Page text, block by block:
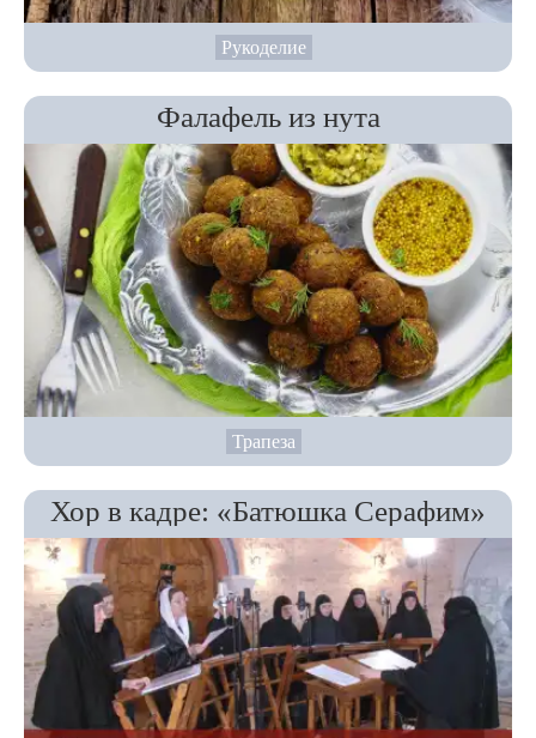
Рукоделие
Фалафель из нута
Трапеза
Хор в кадре: «Батюшка Серафим»